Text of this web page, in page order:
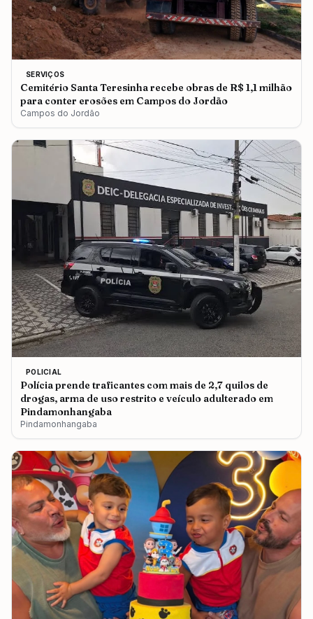
SERVIÇOS
Cemitério Santa Teresinha recebe obras de R$ 1,1 milhão
para conter erosões em Campos do Jordão
Campos do Jordão
POLICIAL
Polícia prende traficantes com mais de 2,7 quilos de
drogas, arma de uso restrito e veículo adulterado em
Pindamonhangaba
Pindamonhangaba